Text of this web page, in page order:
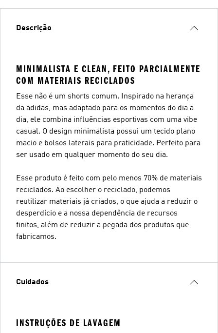
Descrição
MINIMALISTA E CLEAN, FEITO PARCIALMENTE
COM MATERIAIS RECICLADOS
Esse não é um shorts comum. Inspirado na herança
da adidas, mas adaptado para os momentos do dia a
dia, ele combina influências esportivas com uma vibe
casual. O design minimalista possui um tecido plano
macio e bolsos laterais para praticidade. Perfeito para
ser usado em qualquer momento do seu dia.
Esse produto é feito com pelo menos 70% de materiais
reciclados. Ao escolher o reciclado, podemos
reutilizar materiais já criados, o que ajuda a reduzir o
desperdício e a nossa dependência de recursos
finitos, além de reduzir a pegada dos produtos que
fabricamos.
Cuidados
INSTRUÇÕES DE LAVAGEM